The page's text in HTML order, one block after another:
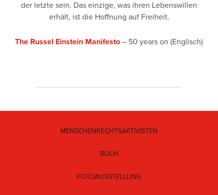
der letzte sein. Das einzige, was ihren Lebenswillen
erhält, ist die Hoffnung auf Freiheit.
The Russel Einstein Manifesto – 50 years on (Englisch)
MENSCHENRECHTSAKTIVISTEN
BUCH
FOTOAUSSTELLUNG